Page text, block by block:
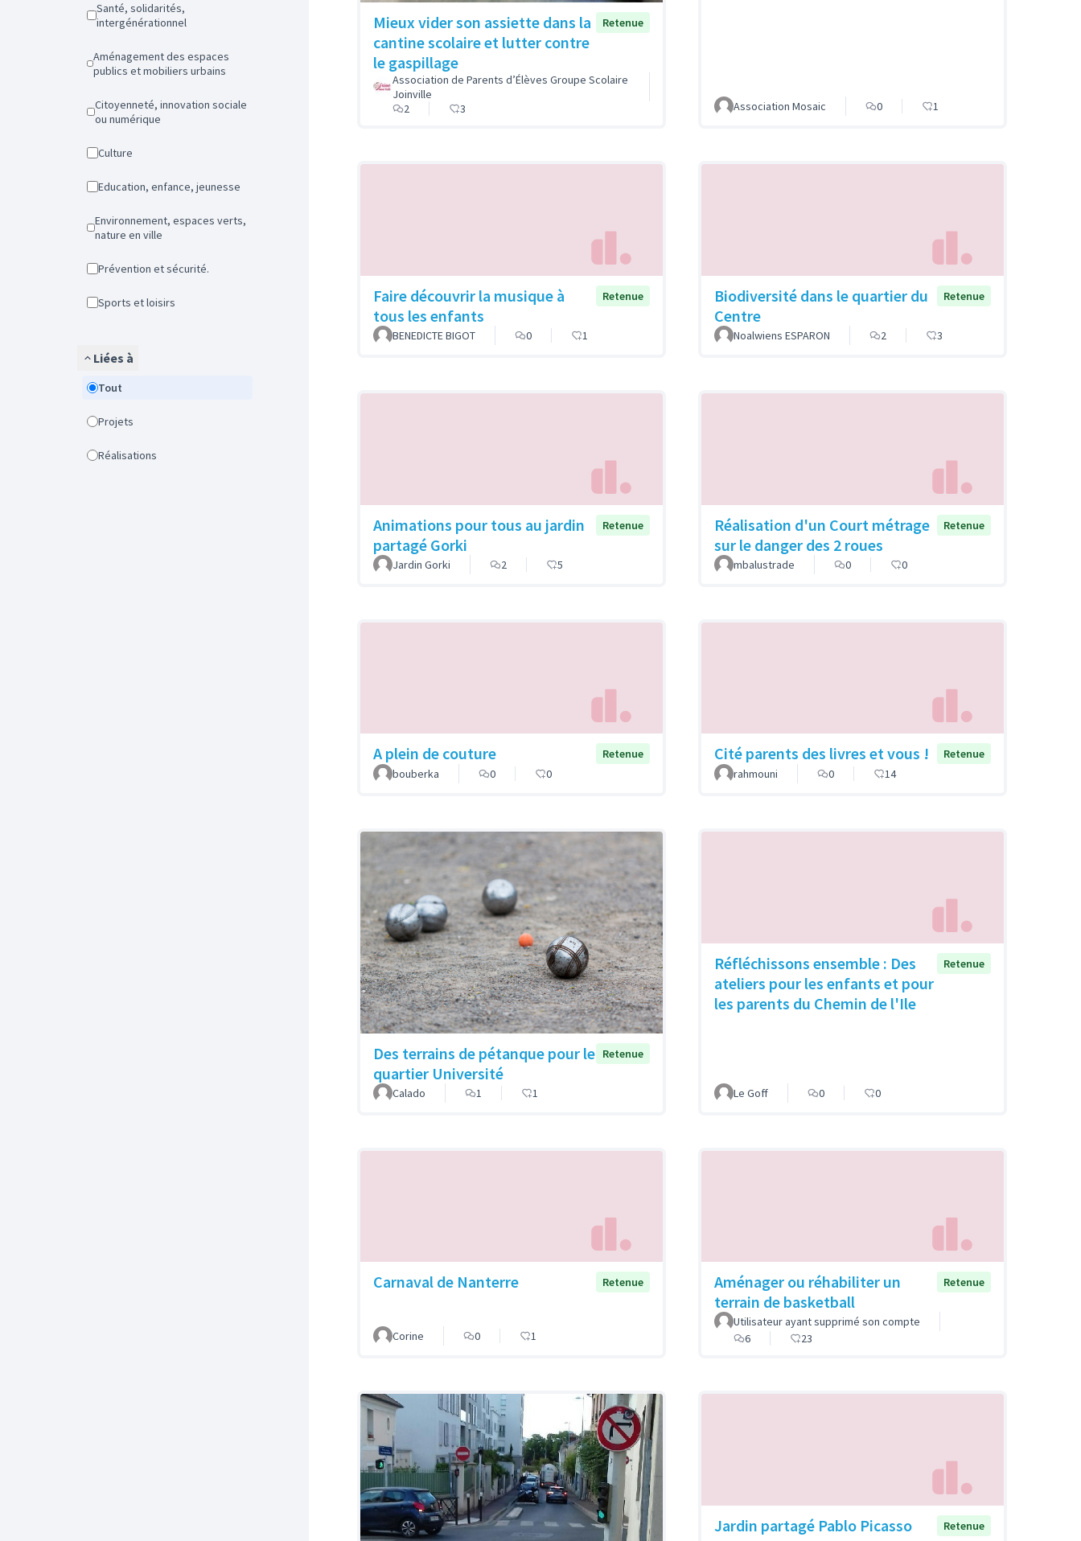
Santé, solidarités,
intergénérationnel
Aménagement des espaces
publics et mobiliers urbains
Citoyenneté, innovation sociale
ou numérique
Culture
Education, enfance, jeunesse
Environnement, espaces verts,
nature en ville
Prévention et sécurité.
Sports et loisirs
Liées à
Tout
Projets
Réalisations
Mieux vider son assiette dans la
cantine scolaire et lutter contre
le gaspillage
Retenue
Association de Parents d’Élèves Groupe Scolaire
Joinville
2
3 Association Mosaic 0 1
Faire découvrir la musique à
tous les enfants
Retenue
BENEDICTE BIGOT 0 1
Biodiversité dans le quartier du
Centre
Retenue
Noalwiens ESPARON 2 3
Animations pour tous au jardin
partagé Gorki
Retenue
Jardin Gorki 2 5
Réalisation d'un Court métrage
sur le danger des 2 roues
Retenue
mbalustrade 0 0
A plein de couture
Retenue
bouberka
0 0
Cité parents des livres et vous !
Retenue
rahmouni
0 14
Des terrains de pétanque pour le
quartier Université
Retenue
Calado 1 1
Réfléchissons ensemble : Des
ateliers pour les enfants et pour
les parents du Chemin de l'Ile
Retenue
Le Goff 0 0
Carnaval de Nanterre Retenue
Corine 0 1
Aménager ou réhabiliter un
terrain de basketball
Retenue
Utilisateur ayant supprimé son compte
6
23
Jardin partagé Pablo Picasso Retenue